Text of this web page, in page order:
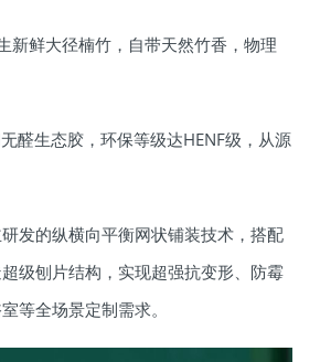
新鲜大径楠竹，自带天然竹香，物理
醛生态胶，环保等级达HENF级，从源
发的纵横向平衡网状铺装技术，搭配
级刨片结构，实现超强抗变形、防霉
等全场景定制需求。